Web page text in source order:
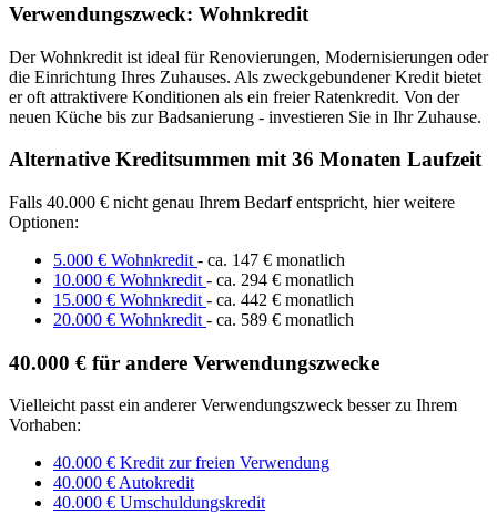
Verwendungszweck: Wohnkredit
Der Wohnkredit ist ideal für Renovierungen, Modernisierungen oder
die Einrichtung Ihres Zuhauses. Als zweckgebundener Kredit bietet
er oft attraktivere Konditionen als ein freier Ratenkredit. Von der
neuen Küche bis zur Badsanierung - investieren Sie in Ihr Zuhause.
Alternative Kreditsummen mit 36 Monaten Laufzeit
Falls 40.000 € nicht genau Ihrem Bedarf entspricht, hier weitere
Optionen:
5.000 € Wohnkredit - ca. 147 € monatlich
10.000 € Wohnkredit - ca. 294 € monatlich
15.000 € Wohnkredit - ca. 442 € monatlich
20.000 € Wohnkredit - ca. 589 € monatlich
40.000 € für andere Verwendungszwecke
Vielleicht passt ein anderer Verwendungszweck besser zu Ihrem
Vorhaben:
40.000 € Kredit zur freien Verwendung
40.000 € Autokredit
40.000 € Umschuldungskredit